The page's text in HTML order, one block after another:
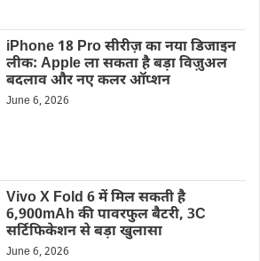
iPhone 18 Pro सीरीज़ का नया डिजाइन
लीक: Apple ला सकता है बड़ा विज़ुअल
बदलाव और नए कलर ऑप्शन
June 6, 2026
Vivo X Fold 6 में मिल सकती है
6,900mAh की पावरफुल बैटरी, 3C
सर्टिफिकेशन से बड़ा खुलासा
June 6, 2026